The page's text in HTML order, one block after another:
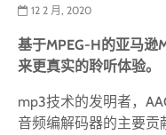
12 2 月, 2020
基于MPEG-H的亚马逊
来更真实的聆听体验。
mp3技术的发明者，
音频编解码器的主要贡